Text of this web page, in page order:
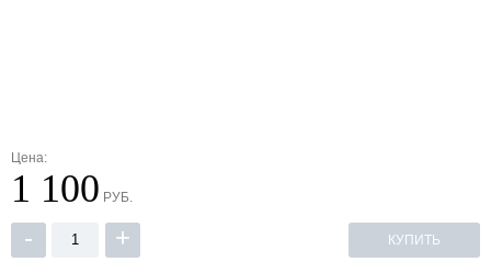
Цена:
1 100 РУБ.
- + КУПИТЬ